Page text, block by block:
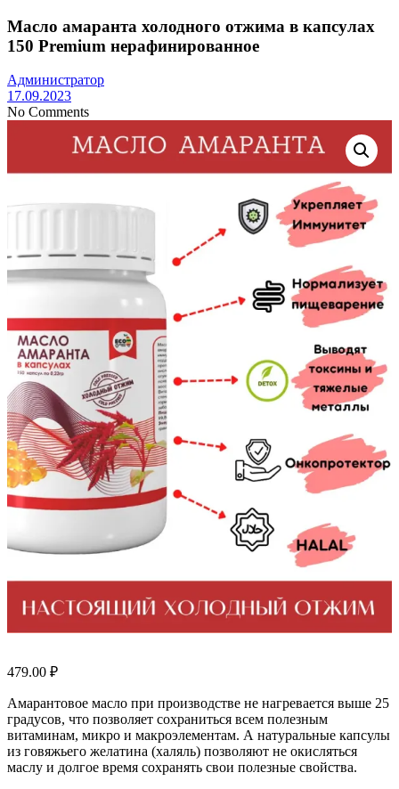
Масло амаранта холодного отжима в капсулах
150 Premium нерафинированное
Администратор
17.09.2023
No Comments
479.00 ₽
Амарантовое масло при производстве не нагревается выше 25
градусов, что позволяет сохраниться всем полезным
витаминам, микро и макроэлементам. А натуральные капсулы
из говяжьего желатина (халяль) позволяют не окисляться
маслу и долгое время сохранять свои полезные свойства.